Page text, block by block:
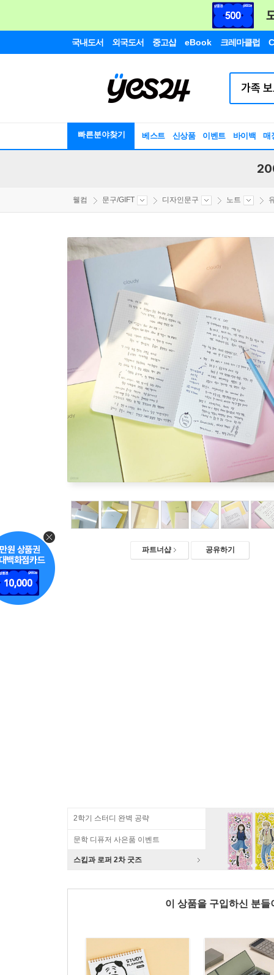
국내도서 외국도서 중고샵 eBook 크레마클럽
빠른분야찾기 베스트 신상품 이벤트 바이백 매
웰컴 문구/GIFT 디자인문구 노트
파트너샵 공유하기
2학기 스터디 완벽 공략
문학 디퓨저 사은품 이벤트
스킵과 로퍼 2차 굿즈
이 상품을 구입하신 분